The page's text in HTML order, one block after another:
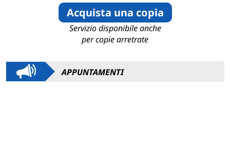
Acquista una copia
Servizio disponibile anche
per copie arretrate
APPUNTAMENTI